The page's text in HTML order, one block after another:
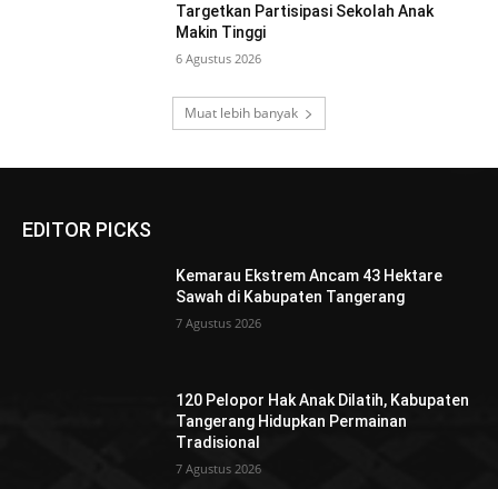
Targetkan Partisipasi Sekolah Anak
Makin Tinggi
6 Agustus 2026
Muat lebih banyak
EDITOR PICKS
Kemarau Ekstrem Ancam 43 Hektare
Sawah di Kabupaten Tangerang
7 Agustus 2026
120 Pelopor Hak Anak Dilatih, Kabupaten
Tangerang Hidupkan Permainan
Tradisional
7 Agustus 2026